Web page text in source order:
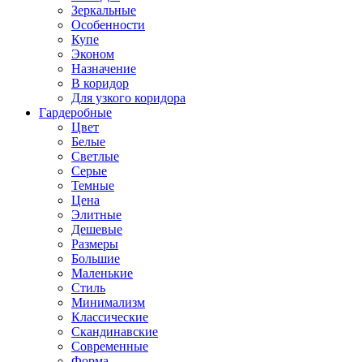
Зеркальные
Особенности
Купе
Эконом
Назначение
В коридор
Для узкого коридора
Гардеробные
Цвет
Белые
Светлые
Серые
Темные
Цена
Элитные
Дешевые
Размеры
Большие
Маленькие
Стиль
Минимализм
Классические
Скандинавские
Современные